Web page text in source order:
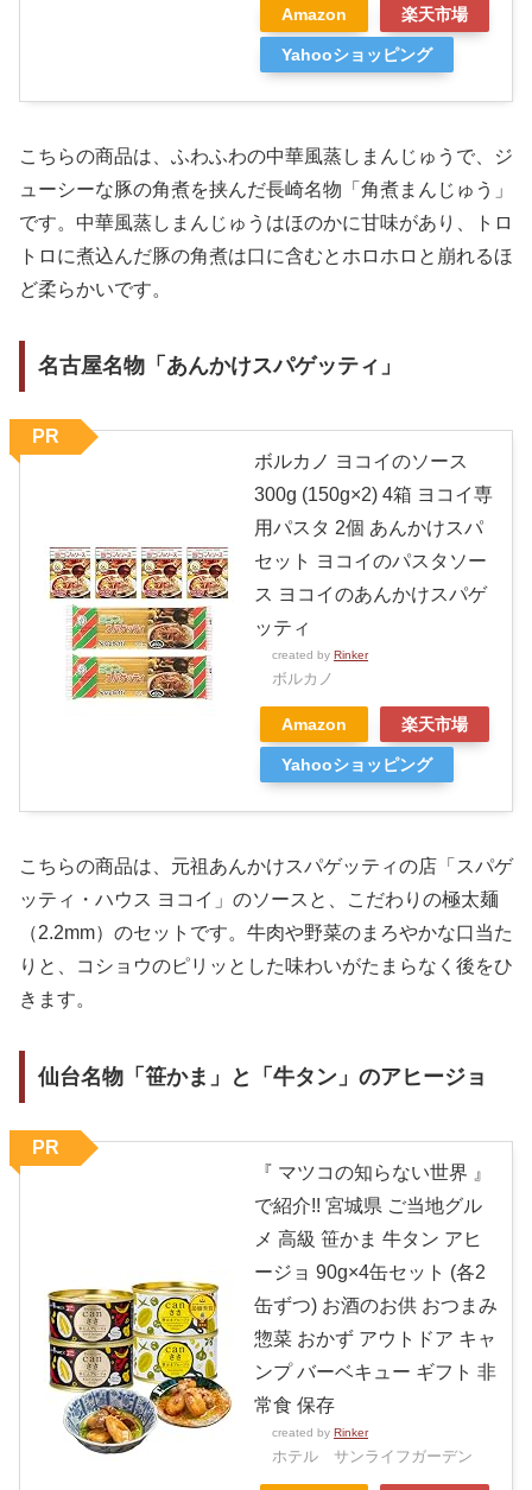
Amazon 楽天市場
Yahooショッピング
こちらの商品は、ふわふわの中華風蒸しまんじゅうで、ジ
ューシーな豚の角煮を挟んだ長崎名物「角煮まんじゅう」
です。中華風蒸しまんじゅうはほのかに甘味があり、トロ
トロに煮込んだ豚の角煮は口に含むとホロホロと崩れるほ
ど柔らかいです。
名古屋名物「あんかけスパゲッティ」
ボルカノ ヨコイのソース
300g (150g×2) 4箱 ヨコイ専
用パスタ 2個 あんかけスパ
セット ヨコイのパスタソー
ス ヨコイのあんかけスパゲ
ッティ
created by Rinker
ボルカノ
Amazon 楽天市場
Yahooショッピング
PR
こちらの商品は、元祖あんかけスパゲッティの店「スパゲ
ッティ・ハウス ヨコイ」のソースと、こだわりの極太麺
（2.2mm）のセットです。牛肉や野菜のまろやかな口当た
りと、コショウのピリッとした味わいがたまらなく後をひ
きます。
仙台名物「笹かま」と「牛タン」のアヒージョ
『 マツコの知らない世界 』
で紹介!! 宮城県 ご当地グル
メ 高級 笹かま 牛タン アヒ
ージョ 90g×4缶セット (各2
缶ずつ) お酒のお供 おつまみ
惣菜 おかず アウトドア キャ
ンプ バーベキュー ギフト 非
常食 保存
created by Rinker
ホテル サンライフガーデン
PR